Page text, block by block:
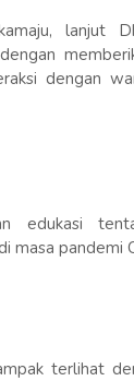
lanjut
dengan
edukasi
masa pandemi
terlihat